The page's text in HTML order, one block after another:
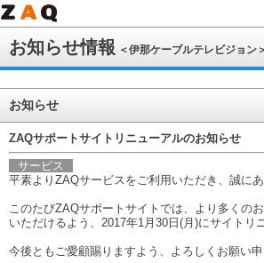
お知らせ情報 ＜伊那ケーブルテレビジョン
お知らせ
ZAQサポートサイトリニューアルのお知らせ
サービス
平素よりZAQサービスをご利用いただき、誠にあ
このたびZAQサポートサイトでは、より多くの
いただけるよう、2017年1月30日(月)にサイトリ
今後ともご愛顧賜りますよう、よろしくお願い申